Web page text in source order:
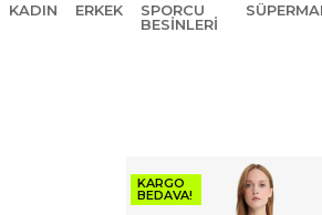
KADIN ERKEK
SPORCU
BESINLERI
KARGO
BEDAVA!